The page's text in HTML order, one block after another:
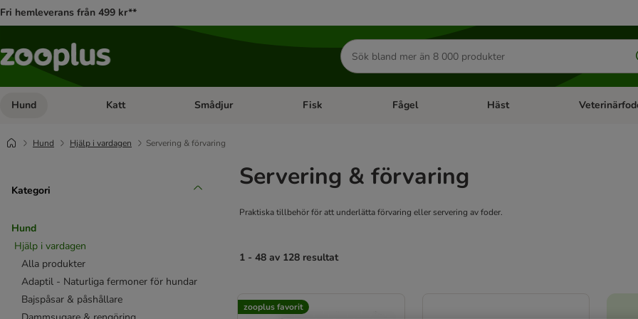
Fri hemleverans från 499 kr**
Sök
efter
produkter
Hund Open category menu: Hund
Katt Open category menu: Katt
Smådjur Open category menu: Smådjur
Fisk Open category menu: Fisk
Fågel Open category menu: Fågel
Häst Open category
Hund Hjälp i vardagen Servering & förvaring
Kategori
Hund
Hjälp i vardagen
Alla produkter
Adaptil - Naturliga fermoner för hundar
Bajspåsar & påshållare
Servering & förvaring
Praktiska tillbehör för att underlätta förvaring eller servering av foder.
1 - 48 av 128 resultat
zooplus favorit